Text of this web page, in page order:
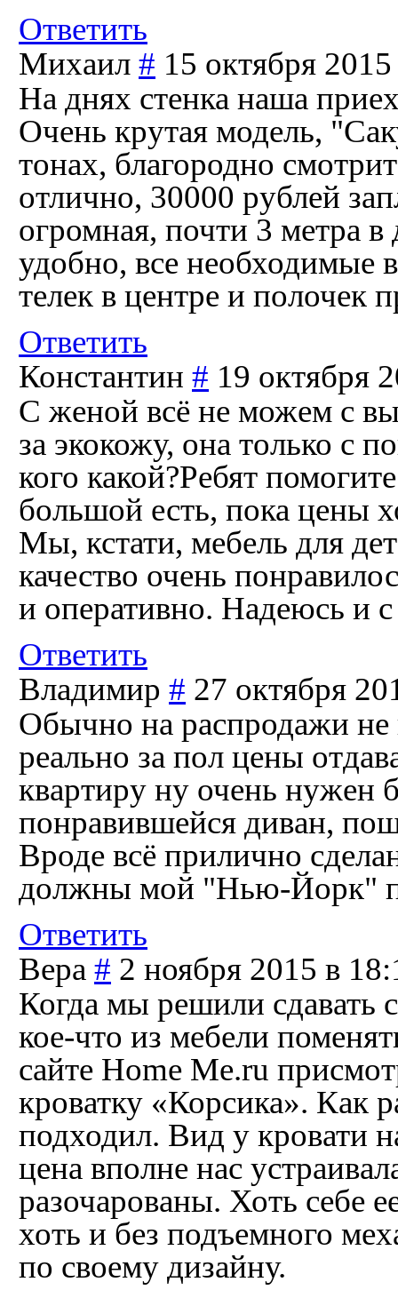
Ответить
Михаил # 15 октября
На днях стенка наша
Очень крутая модель,
тонах, благородно
отлично, 30000 рублей
огромная, почти 3 метра
удобно, все необходимые
телек в центре и полочек
Ответить
Константин # 19 октября
С женой всё не можем с
за экокожу, она только с
кого какой?Ребят
большой есть, пока цены
Мы, кстати, мебель для
качество очень
и оперативно. Надеюсь и
Ответить
Владимир # 27 октября
Обычно на распродажи
реально за пол цены
квартиру ну очень нужен
понравившейся диван,
Вроде всё прилично
должны мой "Нью-Йорк"
Ответить
Вера # 2 ноября 2015 в
Когда мы решили сдавать
кое-что из мебели
сайте Home Me.ru
кроватку «Корсика». Как
подходил. Вид у кровати
цена вполне нас
разочарованы. Хоть себе
хоть и без подъемного
по своему дизайну.